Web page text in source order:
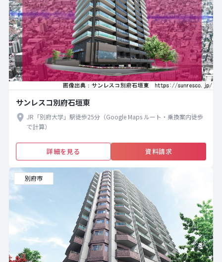
サンレスコ別府石垣東
JR「別府大学」駅徒歩25分（Google Maps ルート・乗換案内徒歩
で計算）
詳細を見る 資料請求
別府市